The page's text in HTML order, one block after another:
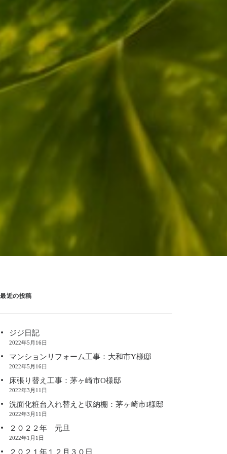
最近の投稿
ジジ日記
2022年5月16日
マンションリフォーム工事：大和市Y様邸
2022年5月16日
床張り替え工事：茅ヶ崎市O様邸
2022年3月11日
洗面化粧台入れ替えと収納棚：茅ヶ崎市I様邸
2022年3月11日
２０２２年 元旦
2022年1月1日
２０２１年１２月３０日